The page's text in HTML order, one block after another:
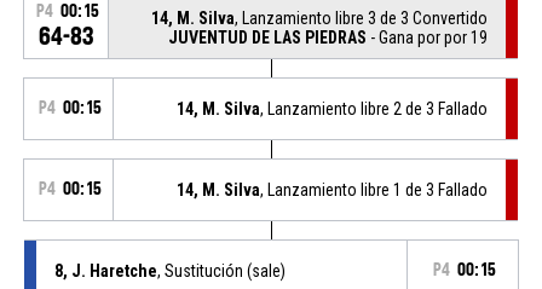
P4 00:15
64-83
14, M. Silva, Lanzamiento libre 3 de 3 Convertido
JUVENTUD DE LAS PIEDRAS - Gana por por 19
P4 00:15 14, M. Silva, Lanzamiento libre 2 de 3 Fallado
P4 00:15 14, M. Silva, Lanzamiento libre 1 de 3 Fallado
8, J. Haretche, Sustitución (sale) P4 00:15